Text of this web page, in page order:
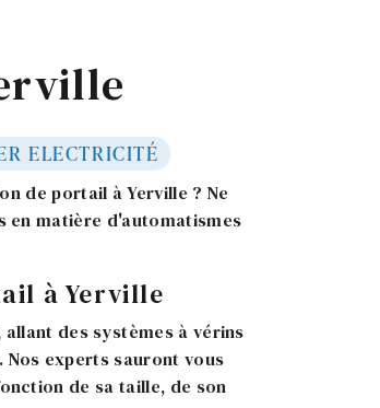
ELECTRICITÉ
de portail à Yerville ? Ne
en matière d'automatismes
à Yerville
des systèmes à vérins
experts sauront vous
de sa taille, de son